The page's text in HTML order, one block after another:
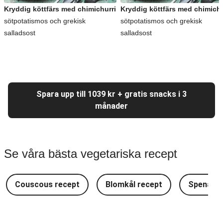
Kryddig köttfärs med chimichurri
sötpotatismos och grekisk
salladsost
Kryddig köttfärs med
sötpotatismos och grekisk
salladsost
Spara upp till 1039 kr + gratis snacks i 3
månader
Se våra bästa vegetariska recept
Couscous recept Blomkål recept Spenat